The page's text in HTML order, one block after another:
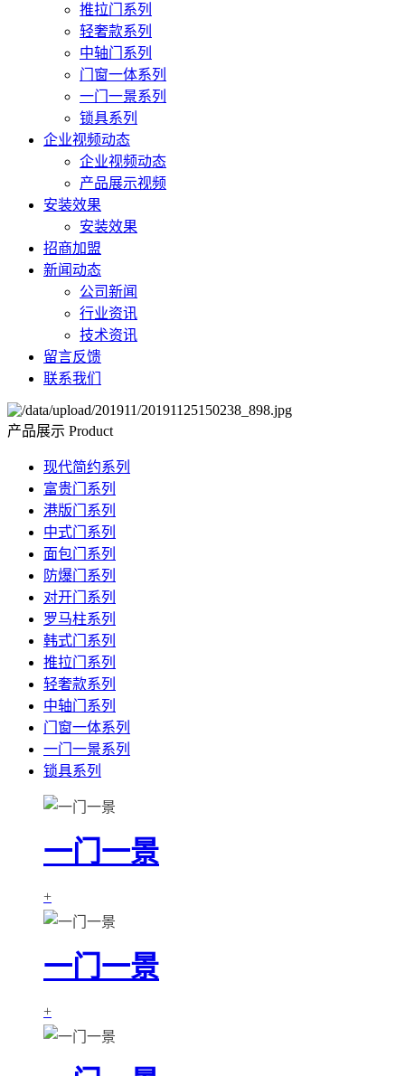
推拉门系列
轻奢款系列
中轴门系列
门窗一体系列
一门一景系列
锁具系列
企业视频动态
企业视频动态
产品展示视频
安装效果
安装效果
招商加盟
新闻动态
公司新闻
行业资讯
技术资讯
留言反馈
联系我们
产品展示 Product
现代简约系列
富贵门系列
港版门系列
中式门系列
面包门系列
防爆门系列
对开门系列
罗马柱系列
韩式门系列
推拉门系列
轻奢款系列
中轴门系列
门窗一体系列
一门一景系列
锁具系列
一门一景
+
一门一景
+